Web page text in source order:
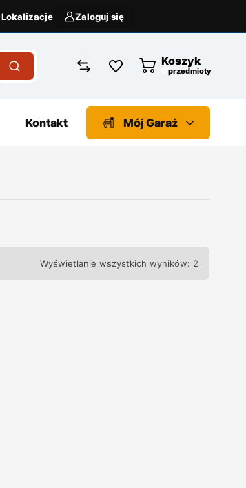
Lokalizacje Zaloguj się
Koszyk
przedmioty
Kontakt Mój Garaż
Wyświetlanie wszystkich wyników: 2